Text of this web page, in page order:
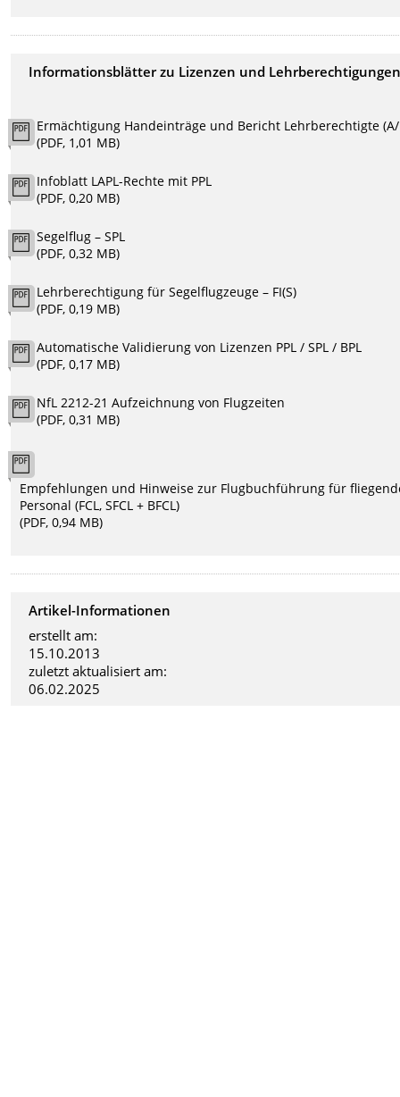
Informationsblätter zu Lizenzen und
Ermächtigung Handeinträge und Bericht Lehrberechtigte
(PDF, 1,01 MB)
Infoblatt LAPL-Rechte mit PPL
(PDF, 0,20 MB)
Segelflug – SPL
(PDF, 0,32 MB)
Lehrberechtigung für Segelflugzeuge – FI(S)
(PDF, 0,19 MB)
Automatische Validierung von Lizenzen PPL / SPL / BPL
(PDF, 0,17 MB)
NfL 2212-21 Aufzeichnung von Flugzeiten
(PDF, 0,31 MB)
Empfehlungen und Hinweise zur Flugbuchführung für
Personal (FCL, SFCL + BFCL)
(PDF, 0,94 MB)
Artikel-Informationen
erstellt am:
15.10.2013
zuletzt aktualisiert am:
06.02.2025